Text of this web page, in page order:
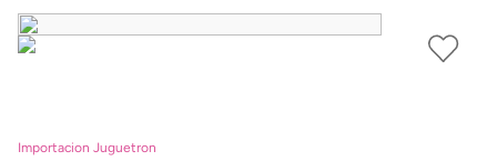
Importacion Juguetron